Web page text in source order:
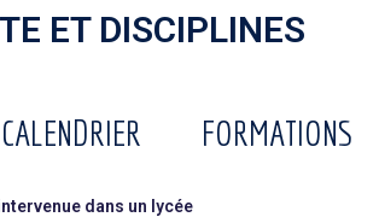
ET DISCIPLINES
CALENDRIER FORMATIONS
dans un lycée